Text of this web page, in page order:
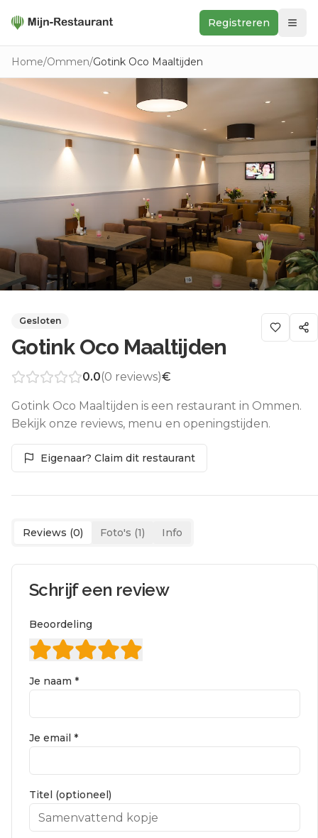
Registreren
Zoeken
Keukens
Foodwall
Home/Ommen/Gotink Oco Maaltijden
Gesloten
Gotink Oco Maaltijden
0.0(0 reviews)€
Gotink Oco Maaltijden is een restaurant in Ommen.
Bekijk onze reviews, menu en openingstijden.
Eigenaar? Claim dit restaurant
Reviews (0) Foto's (1) Info
Schrijf een review
Beoordeling
Je naam *
Je email *
Titel (optioneel)